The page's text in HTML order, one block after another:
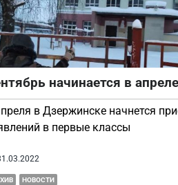
начинается в апреле
в Дзержинске начнется
в первые классы
НОВОСТИ